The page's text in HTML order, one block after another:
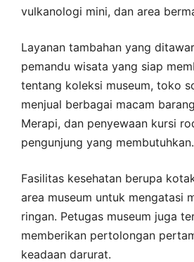
vulkanologi mini, dan area
Layanan tambahan yang
pemandu wisata yang siap
tentang koleksi museum, toko
menjual berbagai macam
Merapi, dan penyewaan kursi
pengunjung yang membutuhkan.
Fasilitas kesehatan berupa
area museum untuk mengatasi
ringan. Petugas museum juga
memberikan pertolongan
keadaan darurat.